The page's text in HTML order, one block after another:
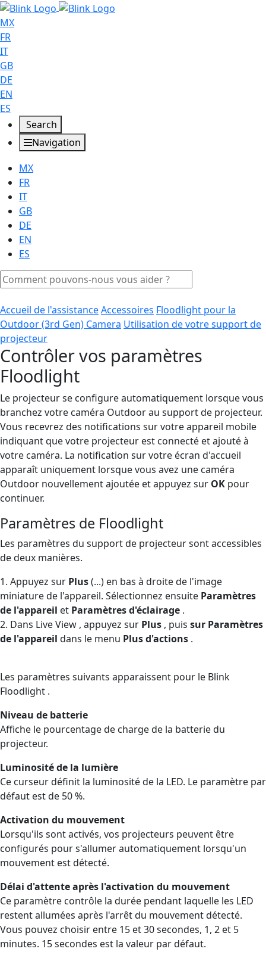
MX
FR
IT
GB
DE
EN
ES
Search
Navigation
MX
FR
IT
GB
DE
EN
ES
Accueil de l'assistanceAccessoires Floodlight pour la
Outdoor (3rd Gen) Camera Utilisation de votre support de
projecteur
Contrôler vos paramètres
Floodlight
Le projecteur se configure automatiquement lorsque vous
branchez votre caméra Outdoor au support de projecteur.
Vous recevrez des notifications sur votre appareil mobile
indiquant que votre projecteur est connecté et ajouté à
votre caméra. La notification sur votre écran d'accueil
apparaît uniquement lorsque vous avez une caméra
Outdoor nouvellement ajoutée et appuyez sur OK pour
continuer.
Paramètres de Floodlight
Les paramètres du support de projecteur sont accessibles
de deux manières.
1. Appuyez sur Plus(...) en bas à droite de l'image
miniature de l'appareil. Sélectionnez ensuite Paramètres
de l'appareil et Paramètres d'éclairage .
2. Dans Live View , appuyez sur Plus , puis sur Paramètres
de l'appareil dans le menu Plus d'actions .
Les paramètres suivants apparaissent pour le Blink
Floodlight .
Niveau de batterie
Affiche le pourcentage de charge de la batterie du
projecteur.
Luminosité de la lumière
Ce curseur définit la luminosité de la LED. Le paramètre par
défaut est de 50 %.
Activation du mouvement
Lorsqu'ils sont activés, vos projecteurs peuvent être
configurés pour s'allumer automatiquement lorsqu'un
mouvement est détecté.
Délai d'attente après l'activation du mouvement
Ce paramètre contrôle la durée pendant laquelle les LED
restent allumées après l'arrêt du mouvement détecté.
Vous pouvez choisir entre 15 et 30 secondes, 1, 2 et 5
minutes. 15 secondes est la valeur par défaut.